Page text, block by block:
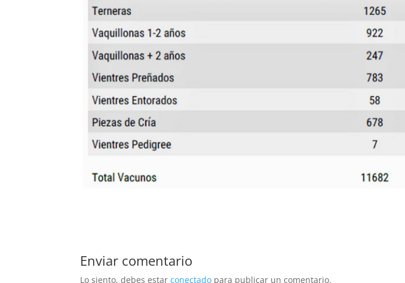
Enviar comentario
Lo siento, debes estarconectado para publicar un comentario.